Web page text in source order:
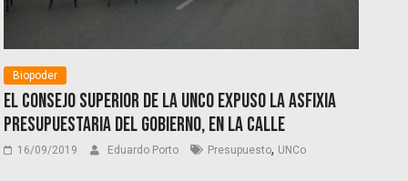
Biopoder
El Consejo Superior de la UNCo expuso la asfixia
presupuestaria del Gobierno, en la calle
16/09/2019 Eduardo Porto Presupuesto, UNCo